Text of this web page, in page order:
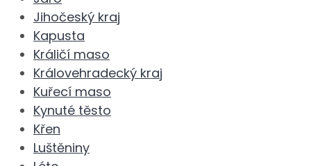
Jihočeský kraj
Kapusta
Králičí maso
Královehradecký kraj
Kuřecí maso
Kynuté těsto
Křen
Luštěniny